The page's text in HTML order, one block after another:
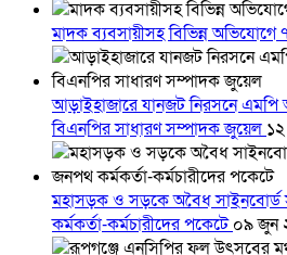
মাদক ব্যবসায়ীসহ বিভিন্ন অভিযোগে
আড়াইহাজারে যানজট নিরসনে এমপি
বিএনপির সাধারণ সম্পাদক জুয়েল
মহাসড়ক ও সড়কে অবৈধ
কর্মকর্তা-কর্মচারীদের পকেটে০৯ জুন